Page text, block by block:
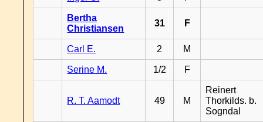
Bertha
Christiansen
31 F
Carl E. 2 M
Serine M. 1/2 F
R. T. Aamodt 49 M
Reinert
Thorkilds. b.
Sogndal